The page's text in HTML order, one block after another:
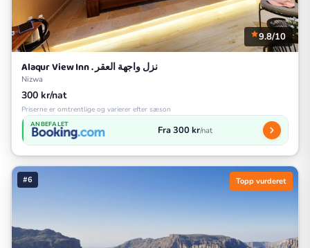
9.8/10
Alaqur View Inn . نزل واجهة العقر
Nizwa
300 kr/nat
Priserne er omtrentlige og varierer efter sæson
ANBEFALET Fra 300 kr/nat
#6 Topp vurderet